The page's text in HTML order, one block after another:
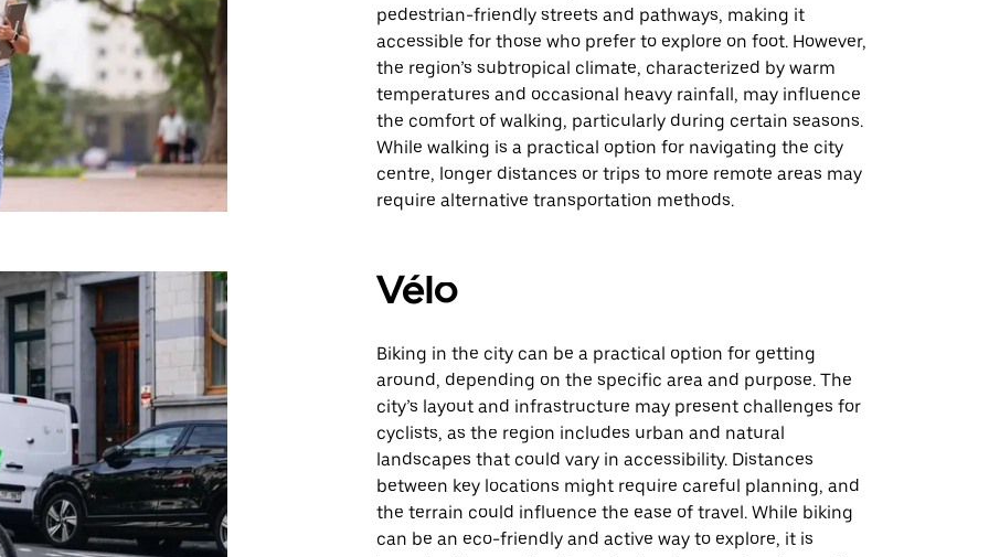
pedestrian-friendly streets and pathways, making it
accessible for those who prefer to explore on foot. However,
the region’s subtropical climate, characterized by warm
temperatures and occasional heavy rainfall, may influence
the comfort of walking, particularly during certain seasons.
While walking is a practical option for navigating the city
centre, longer distances or trips to more remote areas may
require alternative transportation methods.
Vélo
Biking in the city can be a practical option for getting
around, depending on the specific area and purpose. The
city’s layout and infrastructure may present challenges for
cyclists, as the region includes urban and natural
landscapes that could vary in accessibility. Distances
between key locations might require careful planning, and
the terrain could influence the ease of travel. While biking
can be an eco-friendly and active way to explore, it is